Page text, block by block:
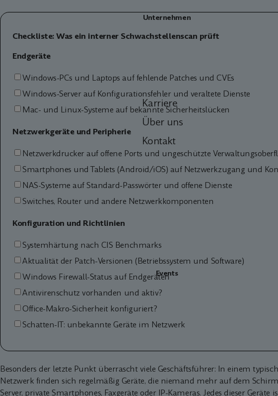
Unternehmen
Karriere
Über uns
Kontakt
Events
Checkliste: Was ein interner Schwachstellenscan prüft
Endgeräte
Windows-PCs und Laptops auf fehlende Patches und CVEs
Windows-Server auf Konfigurationsfehler und veraltete Dienste
Mac- und Linux-Systeme auf bekannte Sicherheitslücken
Netzwerkgeräte und Peripherie
Netzwerkdrucker auf offene Ports und ungeschützte
Smartphones und Tablets (Android/iOS) auf Netzwerkzugang und
NAS-Systeme auf Standard-Passwörter und offene Dienste
Switches, Router und andere Netzwerkkomponenten
Konfiguration und Richtlinien
Systemhärtung nach CIS Benchmarks
Aktualität der Patch-Versionen (Betriebssystem und Software)
Windows Firewall-Status auf Endgeräten
Antivirenschutz vorhanden und aktiv?
Office-Makro-Sicherheit konfiguriert?
Schatten-IT: unbekannte Geräte im Netzwerk
Besonders der letzte Punkt überrascht viele Geschäftsführer: In einem
Netzwerk finden sich regelmäßig Geräte, die niemand mehr auf dem
Server, private Smartphones, Faxgeräte oder IP-Kameras. Jedes dieser Geräte